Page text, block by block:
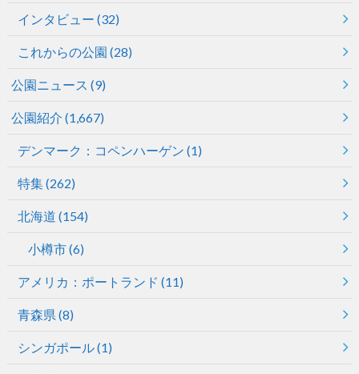
インタビュー (32)
これからの公園 (28)
公園ニュース (9)
公園紹介 (1,667)
デンマーク：コペンハーゲン (1)
特集(262)
北海道 (154)
小樽市(6)
アメリカ：ポートランド (11)
青森県 (8)
シンガポール(1)